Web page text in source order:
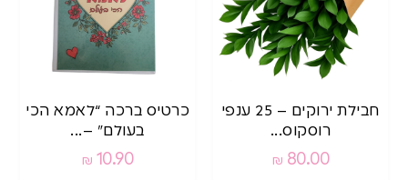
חבילת ירוקים – 25 ענפי
רוסקוס...
80.00
₪
כרטיס ברכה “לאמא הכי
בעולם” –...
10.90
₪